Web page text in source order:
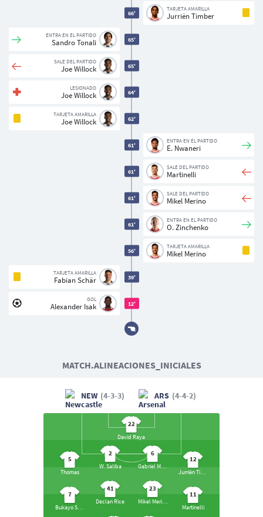
12'
GOL
Alexander Isak
39'
TARJETA AMARILLA
Fabian Schär
56'
TARJETA AMARILLA
Mikel Merino
61'
ENTRA EN EL PARTIDO
O. Zinchenko
61'
SALE DEL PARTIDO
Mikel Merino
61'
SALE DEL PARTIDO
Martinelli
61'
ENTRA EN EL PARTIDO
E. Nwaneri
62'
TARJETA AMARILLA
Joe Willock
64'
LESIONADO
Joe Willock
65'
SALE DEL PARTIDO
Joe Willock
65'
ENTRA EN EL PARTIDO
Sandro Tonali
66'
TARJETA AMARILLA
Jurriën Timber
MATCH.ALINEACIONES_INICIALES
NEW (4-3-3) ARS (4-4-2)
22
David Raya
6
Gabriel Magalhães
2
W. Saliba
12
Jurriën Timber
5
Thomas
23
Mikel Merino
41
Declan Rice
11
Martinelli
7
Bukayo Saka
Usuarios